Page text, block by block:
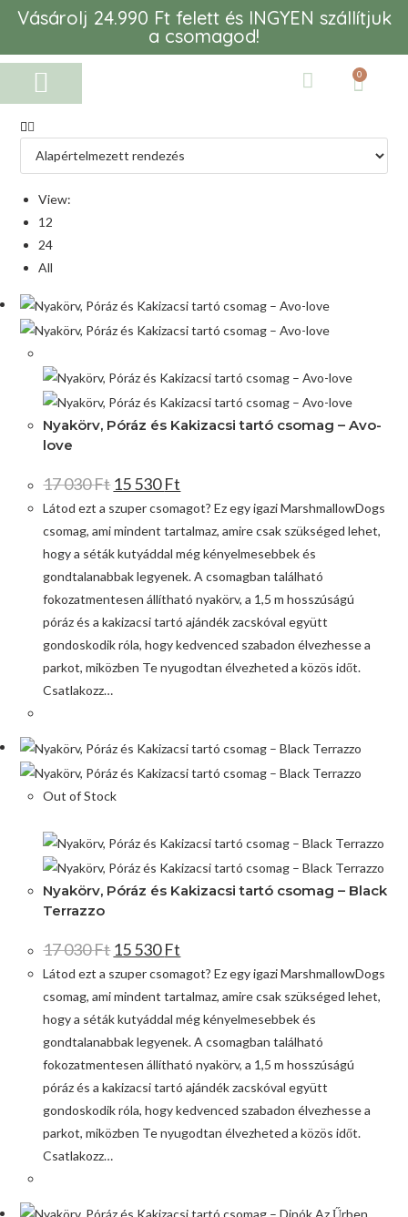
Vásárolj 24.990 Ft felett és INGYEN szállítjuk
a csomagod!
0
View:
12
24
All
Nyakörv, Póráz és Kakizacsi tartó csomag – Avo-
love
17 030Ft 15 530Ft
Látod ezt a szuper csomagot? Ez egy igazi MarshmallowDogs
csomag, ami mindent tartalmaz, amire csak szükséged lehet,
hogy a séták kutyáddal még kényelmesebbek és
gondtalanabbak legyenek. A csomagban található
fokozatmentesen állítható nyakörv, a 1,5 m hosszúságú
póráz és a kakizacsi tartó ajándék zacskóval együtt
gondoskodik róla, hogy kedvenced szabadon élvezhesse a
parkot, miközben Te nyugodtan élvezheted a közös időt.
Csatlakozz…
Out of Stock
Nyakörv, Póráz és Kakizacsi tartó csomag – Black
Terrazzo
17 030Ft 15 530Ft
Látod ezt a szuper csomagot? Ez egy igazi MarshmallowDogs
csomag, ami mindent tartalmaz, amire csak szükséged lehet,
hogy a séták kutyáddal még kényelmesebbek és
gondtalanabbak legyenek. A csomagban található
fokozatmentesen állítható nyakörv, a 1,5 m hosszúságú
póráz és a kakizacsi tartó ajándék zacskóval együtt
gondoskodik róla, hogy kedvenced szabadon élvezhesse a
parkot, miközben Te nyugodtan élvezheted a közös időt.
Csatlakozz…